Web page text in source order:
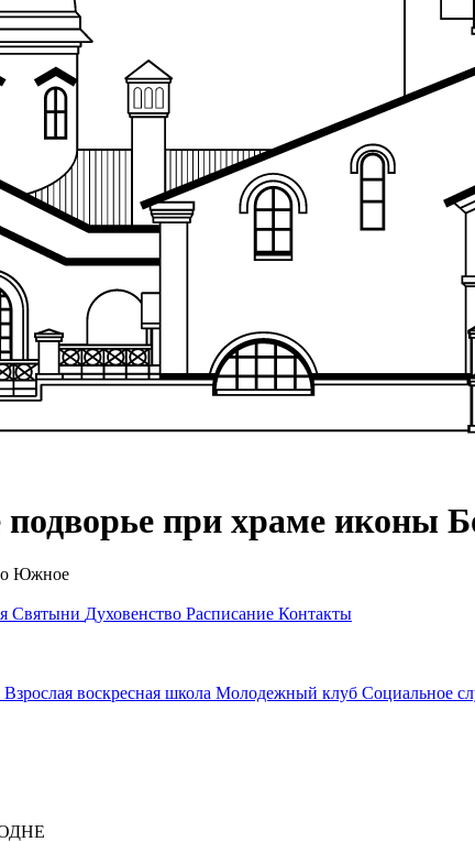
при храме иконы
Южное
Святыни Духовенство Расписание Контакты
Взрослая воскресная школа Молодежный клуб Социальное